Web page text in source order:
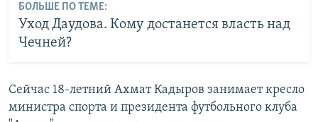
БОЛЬШЕ ПО ТЕМЕ:
Уход Даудова. Кому достанется власть над
Чечней?
Сейчас 18-летний Ахмат Кадыров занимает кресло
министра спорта и президента футбольного клуба